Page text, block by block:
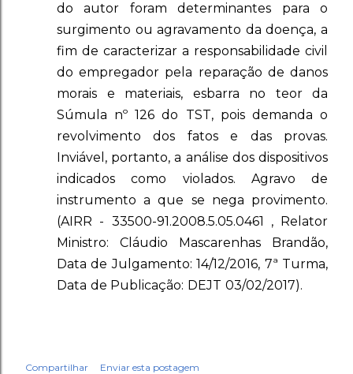
do autor foram determinantes para o
surgimento ou agravamento da doença, a
fim de caracterizar a responsabilidade civil
do empregador pela reparação de danos
morais e materiais, esbarra no teor da
Súmula nº 126 do TST, pois demanda o
revolvimento dos fatos e das provas.
Inviável, portanto, a análise dos dispositivos
indicados como violados. Agravo de
instrumento a que se nega provimento.
(AIRR - 33500-91.2008.5.05.0461 , Relator
Ministro: Cláudio Mascarenhas Brandão,
Data de Julgamento: 14/12/2016, 7ª Turma,
Data de Publicação: DEJT 03/02/2017).
Compartilhar Enviar esta postagem